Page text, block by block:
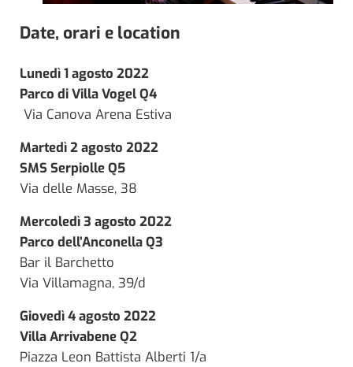
Date, orari e location
Lunedì 1 agosto 2022
Parco di Villa Vogel Q4
Via Canova Arena Estiva
Martedì 2 agosto 2022
SMS Serpiolle Q5
Via delle Masse, 38
Mercoledì 3 agosto 2022
Parco dell’Anconella Q3
Bar il Barchetto
Via Villamagna, 39/d
Giovedì 4 agosto 2022
Villa Arrivabene Q2
Piazza Leon Battista Alberti 1/a